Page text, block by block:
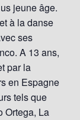
jeune âge.
à la danse
ses
A 13 ans,
par la
en Espagne
tels que
Ortega, La